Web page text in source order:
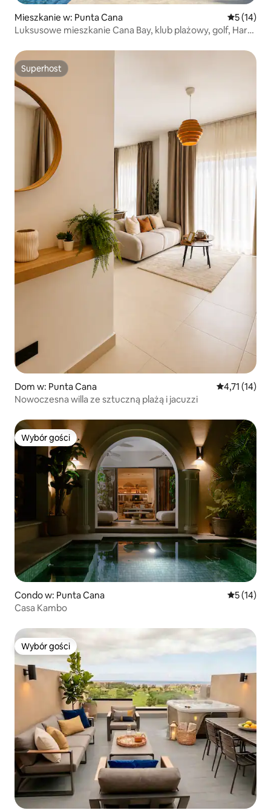
Mieszkanie w: Punta Cana Średnia
5 (14)
Luksusowe mieszkanie Cana Bay, klub plażowy, golf, Hard
Superhost
Superhost
Dom w: Punta Cana Średnia
4,71 (14)
Nowoczesna willa ze sztuczną plażą i jacuzzi
Wybór gości
Wybór gości
Condo w: Punta Cana Średnia
5 (14)
Casa Kambo
Wybór gości
Wybór gości